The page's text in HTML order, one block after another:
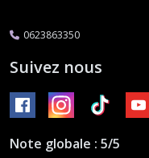
0623863350
Suivez nous
Note globale : 5/5